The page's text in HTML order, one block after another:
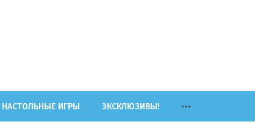
НАСТОЛЬНЫЕ ИГРЫ ЭКСКЛЮЗИВЫ!